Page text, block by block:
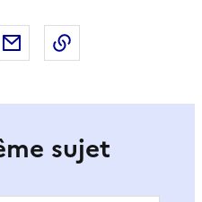
X sur LinkedIn
Partager par email
sujet